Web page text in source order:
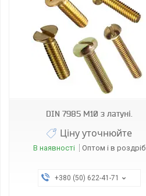
DIN 7985 М10 з латуні.
Ціну уточнюйте
В наявності Оптом і в роздріб
+380 (50) 622-41-71